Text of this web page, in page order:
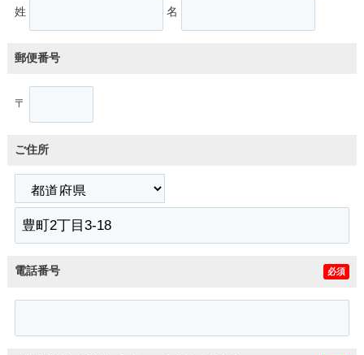
姓 名
郵便番号
〒
ご住所
電話番号 必須